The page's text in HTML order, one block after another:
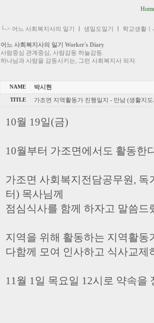
└-> 어느 사회복지사의 일기 생일도일기 학교생활
어느 사회복지사의 일기 Worker's Diary
사람중심 관계중심, 사람감동 하늘감동.
하나님과 사람을 감동시키는, 그런 사회복지사 되자.
NAME 박시현
TITLE 가조면 지역활동가 진행일지 - 만남 (생활지
10월 19일(금)
10월부터 가조면에서도 활동한
가조면 사회복지전담공무원,
터) 목사님께
점심식사를 함께 하자고 말씀드
지역을 위해 활동하는 지역활동
다함께 모여 인사하고 식사교
11월 1일 목요일 12시로 약속을